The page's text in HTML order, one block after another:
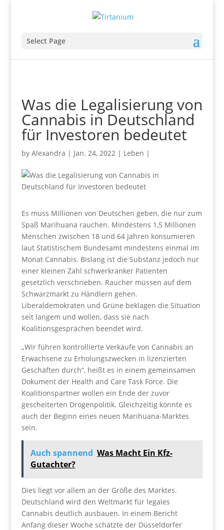
Select Page
Was die Legalisierung von
Cannabis in Deutschland
für Investoren bedeutet
by Alexandra | Jan. 24, 2022| Leben |
Es muss Millionen von Deutschen geben, die nur zum
Spaß Marihuana rauchen. Mindestens 1,5 Millionen
Menschen zwischen 18 und 64 Jahren konsumieren
laut Statistischem Bundesamt mindestens einmal im
Monat Cannabis. Bislang ist die Substanz jedoch nur
einer kleinen Zahl schwerkranker Patienten
gesetzlich verschrieben. Raucher müssen auf dem
Schwarzmarkt zu Händlern gehen.
Liberaldemokraten und Grüne beklagen die Situation
seit langem und wollen, dass sie nach
Koalitionsgesprächen beendet wird.
„Wir führen kontrollierte Verkäufe von Cannabis an
Erwachsene zu Erholungszwecken in lizenzierten
Geschäften durch“, heißt es in einem gemeinsamen
Dokument der Health and Care Task Force. Die
Koalitionspartner wollen ein Ende der zuvor
gescheiterten Drogenpolitik. Gleichzeitig könnte es
auch der Beginn eines neuen Marihuana-Marktes
sein.
Auch spannend Was Macht Ein Kfz-
Gutachter?
Dies liegt vor allem an der Größe des Marktes.
Deutschland wird den Weltmarkt für legales
Cannabis deutlich ausbauen. In einem Bericht
Anfang dieser Woche schätzte der Düsseldorfer